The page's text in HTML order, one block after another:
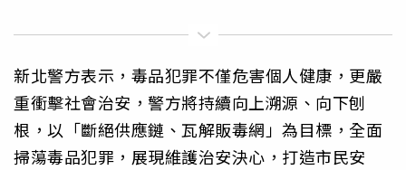
新北警方表示，毒品犯罪不僅危害個人健康，更嚴
重衝擊社會治安，警方將持續向上溯源、向下刨
根，以「斷絕供應鏈、瓦解販毒網」為目標，全面
掃蕩毒品犯罪，展現維護治安決心，打造市民安